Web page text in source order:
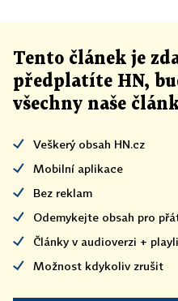
Tento článek je
předplatíte HN,
všechny naše
Veškerý obsah HN.cz
Mobilní aplikace
Bez reklam
Odemykejte obsah pro
Články v audioverzi +
Možnost kdykoliv zrušit